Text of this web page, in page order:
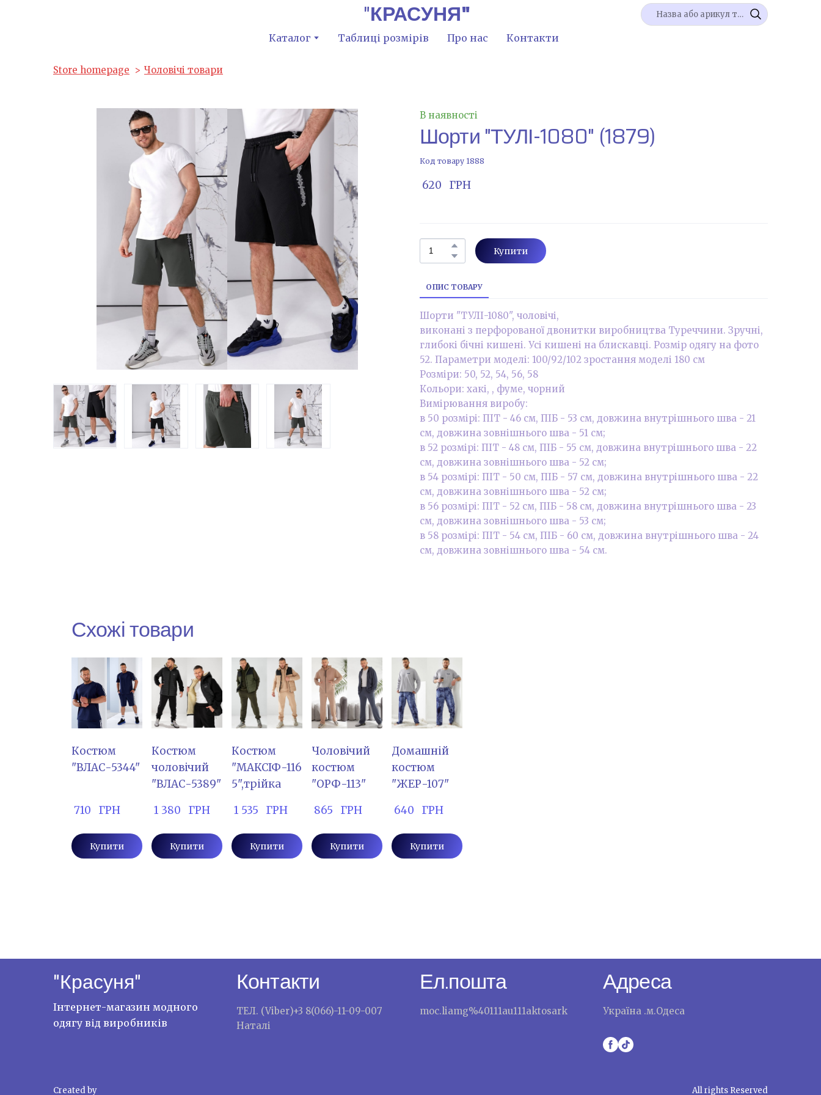
"КРАСУНЯ"
Каталог Таблиці розмірів Про нас Контакти
Store homepage Чоловічі товари
В наявності
Шорти "ТУЛІ-1080" (1879)
Код товару 1888
620   ГРН
Купити
ОПИС ТОВАРУ
Шорти "ТУЛІ-1080", чоловічі,
виконані з перфорованої двонитки виробництва Туреччини. Зручні,
глибокі бічні кишені. Усі кишені на блискавці. Розмір одягу на фото
52. Параметри моделі: 100/92/102 зростання моделі 180 см
Розміри: 50, 52, 54, 56, 58
Кольори: хакі, , фуме, чорний
Вимірювання виробу:
в 50 розмірі: ПІТ - 46 см, ПІБ - 53 см, довжина внутрішнього шва - 21
см, довжина зовнішнього шва - 51 см;
в 52 розмірі: ПІТ - 48 см, ПІБ - 55 см, довжина внутрішнього шва - 22
см, довжина зовнішнього шва - 52 см;
в 54 розмірі: ПІТ - 50 см, ПІБ - 57 см, довжина внутрішнього шва - 22
см, довжина зовнішнього шва - 52 см;
в 56 розмірі: ПІТ - 52 см, ПІБ - 58 см, довжина внутрішнього шва - 23
см, довжина зовнішнього шва - 53 см;
в 58 розмірі: ПІТ - 54 см, ПІБ - 60 см, довжина внутрішнього шва - 24
см, довжина зовнішнього шва - 54 см.
Схожі товари
Костюм
"ВЛАС-5344"
710   ГРН
Купити
Костюм
чоловічий
"ВЛАС-5389"
1 380   ГРН
Купити
Костюм
"МАКСІФ-116
5",трійка
1 535   ГРН
Купити
Чоловічий
костюм
"ОРФ-113"
865   ГРН
Купити
Домашній
костюм
"ЖЕР-107"
640   ГРН
Купити
"Красуня"
Інтернет-магазин модного
одягу від виробників
Контакти
ТЕЛ. (Viber)+3 8(066)-11-09-007
Наталі
Ел.пошта
moc.liamg%40111au111aktosark
Адреса
Україна .м.Одеса
Created by All rights Reserved